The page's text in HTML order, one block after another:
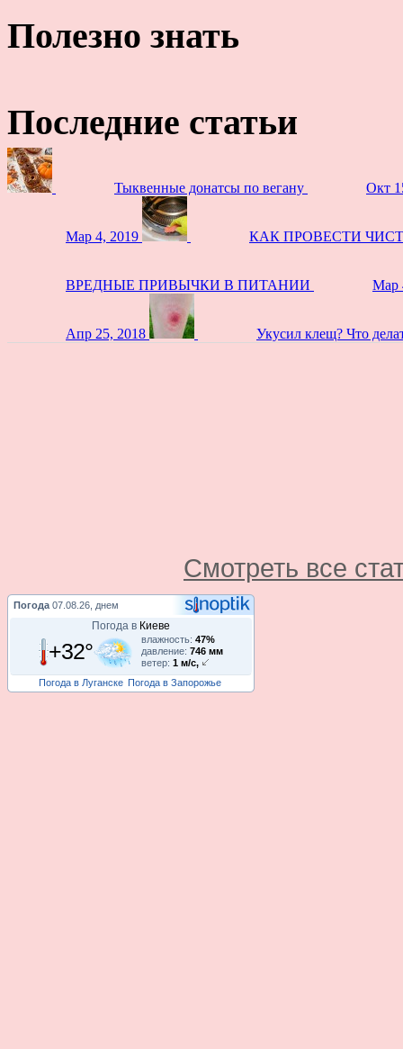
Полезно знать
Последние статьи
Тыквенные донатсы по вегану Окт
Мар 4, 2019 КАК ПРОВЕСТИ
ВРЕДНЫЕ ПРИВЫЧКИ В ПИТАНИИ Мар
Апр 25, 2018 Укусил клещ? Что
Смотреть все
Погода 07.08.26, днем
Погода в Киеве
+32° влажность: 47%
давление: 746 мм
ветер: 1 м/с,
Погода в Луганске Погода в Запорожье